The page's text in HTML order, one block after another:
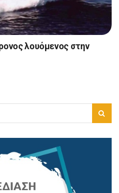
λουόμενος στην